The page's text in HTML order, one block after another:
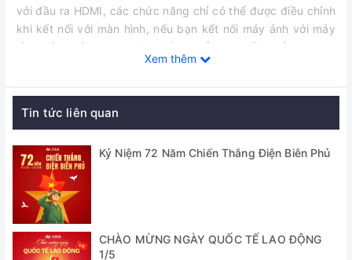
với đầu ra HDMI, các chức năng chỉ có thể được điều chỉnh
khi kết nối với màn hình, nếu bạn kết nối máy ảnh với máy
tính, các chức năng cũng không thể được điều chỉnh.
Định dạng hình ảnh: JPG
1080 @ 60FPS (đối với thẻ TF); 1920x1080 (đối với USB)
Định dạng video: MP4 (cho thẻ TF)
Đầu ghi video: 1920 * 1080 @ 60fps (đối với thẻ TF)
Độ phân giải video USB: 1920 * 1080 @ 30FPS
Xem thêm
Tin tức liên quan
Kỷ Niệm 72 Năm Chiến Thắng Điện Biên Phủ
CHÀO MỪNG NGÀY QUỐC TẾ LAO ĐỘNG
1/5